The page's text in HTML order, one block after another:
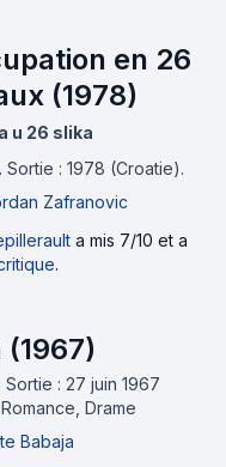
en 26
(1978)
u 26 slika
. Sortie : 1978 (Croatie).
Zafranovic
a mis 7/10 et a
.
(1967)
Sortie : 27 juin 1967
Romance, Drame
Babaja